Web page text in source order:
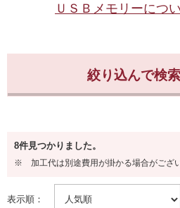
ＵＳＢメモリーにつ
絞り込んで検
8GB
8件見つかりました。
※ 加工代は別途費用が掛かる場合がござい
表示順：